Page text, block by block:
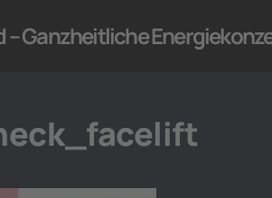
– Ganzheitliche